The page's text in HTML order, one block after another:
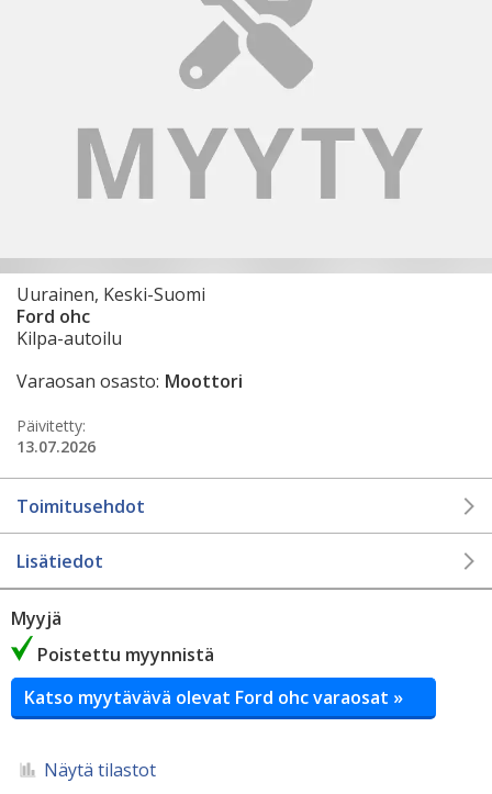
Uurainen, Keski-Suomi
Ford ohc
Kilpa-autoilu
Varaosan osasto: Moottori
Päivitetty:
13.07.2026
Toimitusehdot
Lisätiedot
Myyjä
Poistettu myynnistä
Katso myytävävä olevat Ford ohc varaosat »
Näytä tilastot